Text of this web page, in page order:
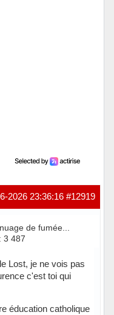
#12919
2026 23:36:16
de fumée...
3 487
Lost, je ne vois pas
c'est toi qui
éducation catholique